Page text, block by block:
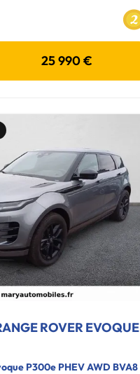
25 990 €
ROVER EVOQUE
P300e PHEV AWD BVA8